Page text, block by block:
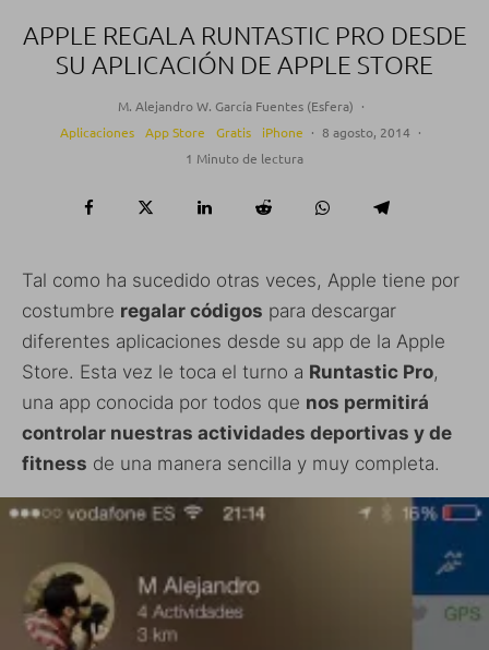
APPLE REGALA RUNTASTIC PRO DESDE
SU APLICACIÓN DE APPLE STORE
M. Alejandro W. García Fuentes (Esfera) ·
Aplicaciones
App Store Gratis iPhone · 8 agosto, 2014 ·
1 Minuto de lectura
Tal como ha sucedido otras veces, Apple tiene por
costumbre regalar códigos para descargar
diferentes aplicaciones desde su app de la Apple
Store. Esta vez le toca el turno a Runtastic Pro,
una app conocida por todos que nos permitirá
controlar nuestras actividades deportivas y de
fitness de una manera sencilla y muy completa.